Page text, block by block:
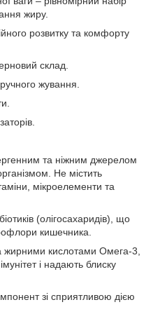
жиру.
розвитку та комфорту
склад.
жування.
та ніжним джерелом
Не містить
мікроелементи та
(олігосахаридів), що
кишечника.
жирними кислотами Омега-3,
і надають блиску
зі сприятливою дією